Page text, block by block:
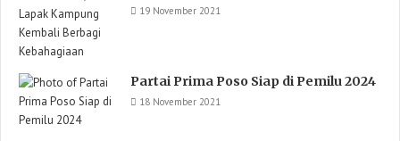
19 November 2021
Partai Prima Poso Siap di Pemilu 2024
18 November 2021